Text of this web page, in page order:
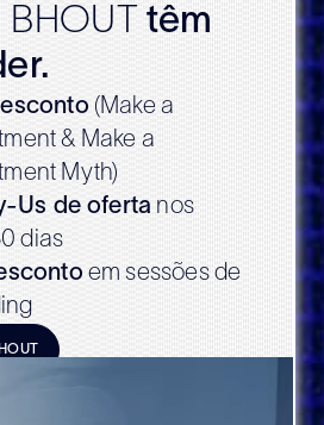
têm
(Make a
& Make a
Myth)
Us de oferta nos
dias
em sessões de